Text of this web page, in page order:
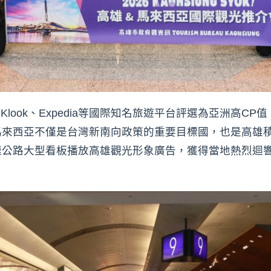
、Expedia等國際知名旅遊平台評選為亞洲高CP
西亞不僅是台灣新南向政策的重要目標國，也是高雄
路大型看板播放高雄觀光形象廣告，獲得當地熱烈迴